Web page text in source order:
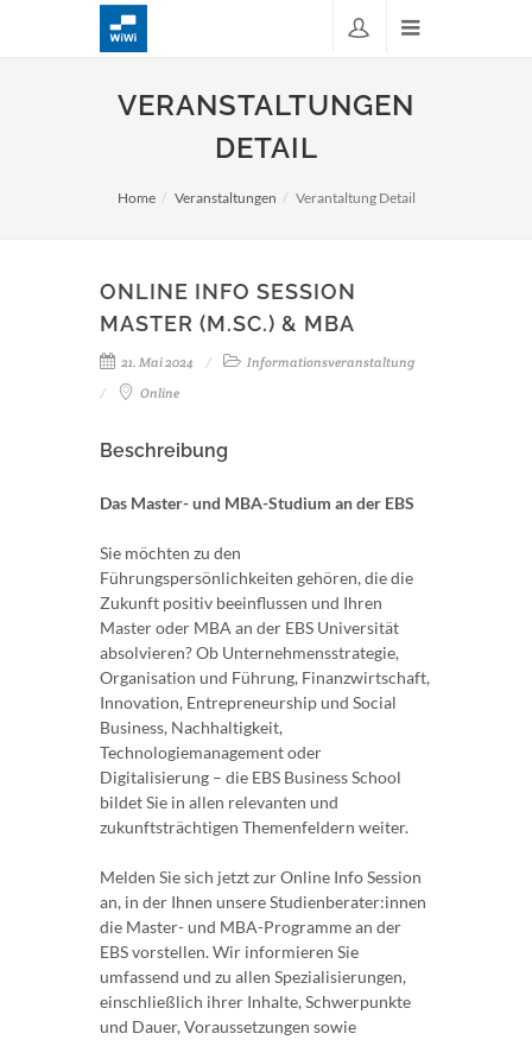
VERANSTALTUNGEN
DETAIL
Home Veranstaltungen Verantaltung Detail
ONLINE INFO SESSION
MASTER (M.SC.) & MBA
21. Mai 2024
Informationsveranstaltung
Online
Beschreibung
Das Master- und MBA-Studium an der EBS
Sie möchten zu den
Führungspersönlichkeiten gehören, die die
Zukunft positiv beeinflussen und Ihren
Master oder MBA an der EBS Universität
absolvieren? Ob Unternehmensstrategie,
Organisation und Führung, Finanzwirtschaft,
Innovation, Entrepreneurship und Social
Business, Nachhaltigkeit,
Technologiemanagement oder
Digitalisierung – die EBS Business School
bildet Sie in allen relevanten und
zukunftsträchtigen Themenfeldern weiter.
Melden Sie sich jetzt zur Online Info Session
an, in der Ihnen unsere Studienberater:innen
die Master- und MBA-Programme an der
EBS vorstellen. Wir informieren Sie
umfassend und zu allen Spezialisierungen,
einschließlich ihrer Inhalte, Schwerpunkte
und Dauer, Voraussetzungen sowie